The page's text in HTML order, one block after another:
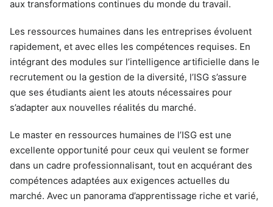
aux transformations continues du monde du travail.
Les ressources humaines dans les entreprises évoluent
rapidement, et avec elles les compétences requises. En
intégrant des modules sur l’intelligence artificielle dans le
recrutement ou la gestion de la diversité, l’ISG s’assure
que ses étudiants aient les atouts nécessaires pour
s’adapter aux nouvelles réalités du marché.
Le master en ressources humaines de l’ISG est une
excellente opportunité pour ceux qui veulent se former
dans un cadre professionnalisant, tout en acquérant des
compétences adaptées aux exigences actuelles du
marché. Avec un panorama d’apprentissage riche et varié,